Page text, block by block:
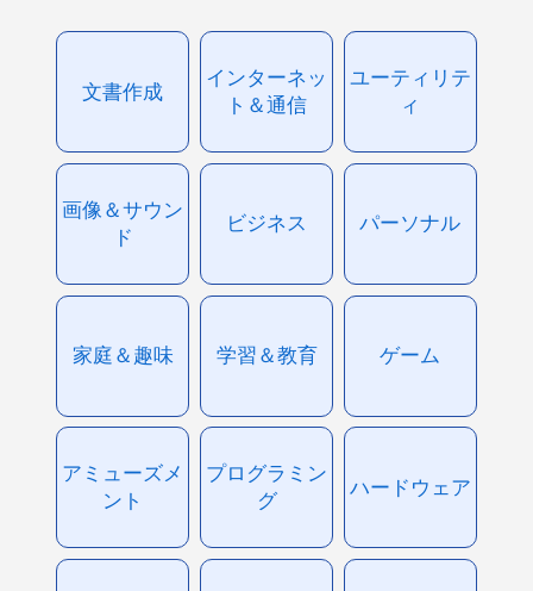
文書作成
インターネッ
ト＆通信
ユーティリテ
ィ
画像＆サウン
ド
ビジネス パーソナル
家庭＆趣味 学習＆教育 ゲーム
アミューズメ
ント
プログラミン
グ
ハードウェア